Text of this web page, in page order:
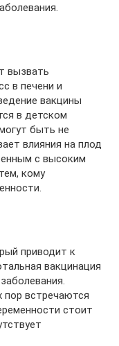
вызвать
в печени и
вакцины
в детском
быть не
влияния на плод
с высоким
кому
приводит к
вакцинация
пор встречаются
стоит